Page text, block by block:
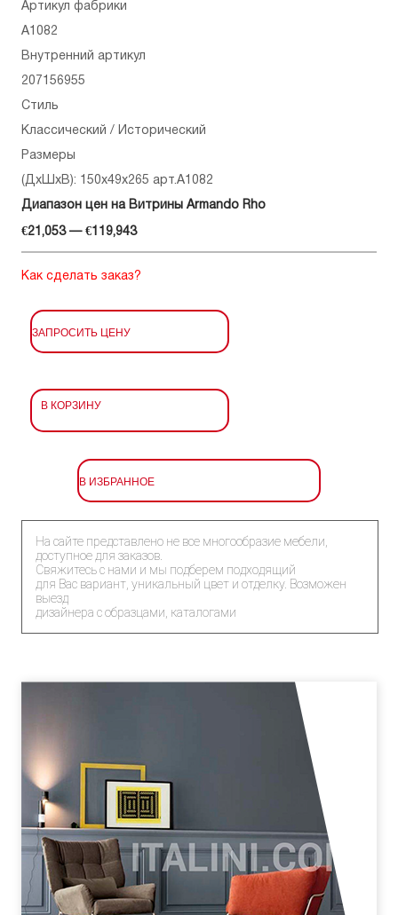
Артикул фабрики
A1082
Внутренний артикул
207156955
Стиль
Классический / Исторический
Размеры
(ДхШхВ): 150x49x265 арт.A1082
Диапазон цен на Витрины Armando Rho
€21,053 — €119,943
Как сделать заказ?
ЗАПРОСИТЬ ЦЕНУ
В КОРЗИНУ
В ИЗБРАННОЕ
На сайте представлено не все многообразие мебели,
доступное для заказов.
Свяжитесь с нами и мы подберем подходящий
для Вас вариант, уникальный цвет и отделку. Возможен
выезд
дизайнера с образцами, каталогами